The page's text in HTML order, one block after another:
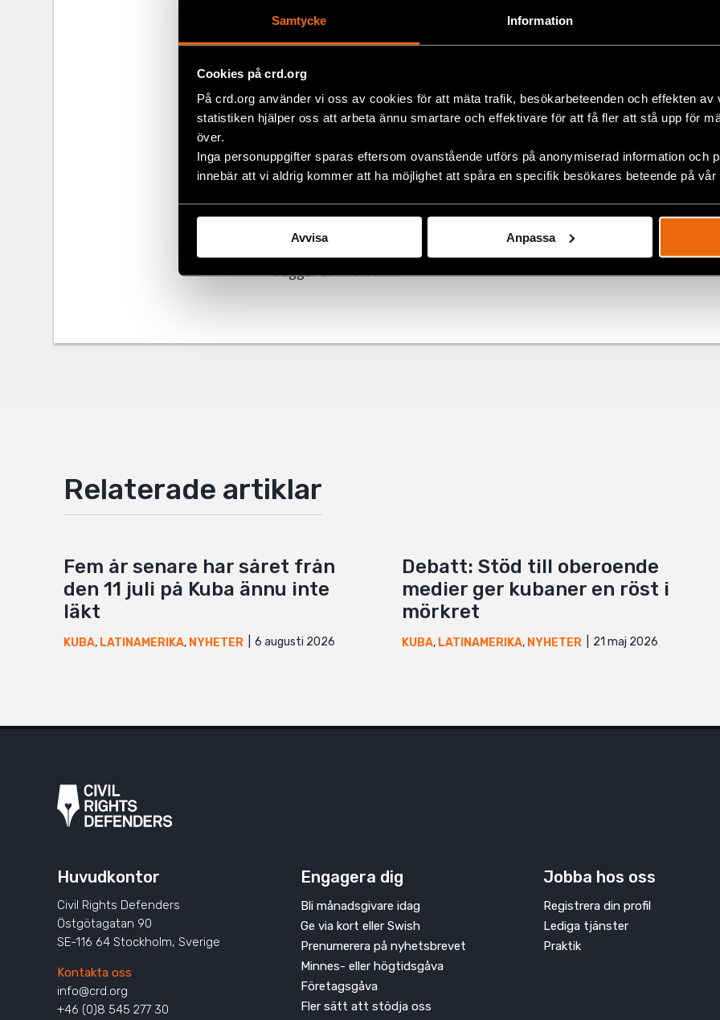
Samtycke Information
Cookies på crd.org
På crd.org använder vi oss av cookies för att mäta trafik, besökarbeteenden och effekten av
statistiken hjälper oss att arbeta ännu smartare och effektivare för att få fler att stå upp för
över.
Inga personuppgifter sparas eftersom ovanstående utförs på anonymiserad information och
innebär att vi aldrig kommer att ha möjlighet att spåra en specifik besökares beteende på vår
Avvisa Anpassa
Och det är precis här som slutet för chavismen inte innebär en
som var före. För om grunden för Hugo Chavez makt var att han
tidigare politiskt passiva människor för ett nytt politiskt projekt, så var
oppositionens seger nu att man mobiliserade dessa människor att
för att detta politiska projekt misslyckats.
Chavismens främsta arv är därför att den mobiliserade
sina medborgerliga och politiska rättigheter som metod för
Dela
Facebook
TaggarLatinamerika
Relaterade artiklar
Fem år senare har såret från
den 11 juli på Kuba ännu inte
läkt
KUBA, LATINAMERIKA, NYHETER 6 augusti 2026
Debatt: Stöd till oberoende
medier ger kubaner en röst i
mörkret
KUBA, LATINAMERIKA, NYHETER 21 maj 2026
Huvudkontor
Civil Rights Defenders
Östgötagatan 90
SE-116 64 Stockholm, Sverige
Kontakta oss
info@crd.org
+46 (0)8 545 277 30
Engagera dig
Bli månadsgivare idag
Ge via kort eller Swish
Prenumerera på nyhetsbrevet
Minnes- eller högtidsgåva
Företagsgåva
Fler sätt att stödja oss
Jobba hos oss
Registrera din profil
Lediga tjänster
Praktik